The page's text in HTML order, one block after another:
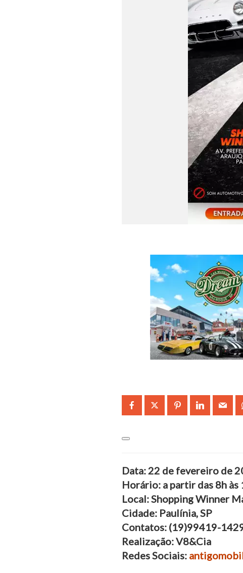
Data: 22 de fevereiro de
Horário: a partir das 8h às
Local: Shopping Winner
Cidade: Paulínia, SP
Contatos: (19)99419-
Realização: V8&Cia
Redes Sociais: